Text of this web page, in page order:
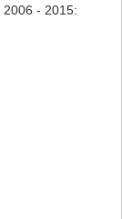
2006 - 2015: